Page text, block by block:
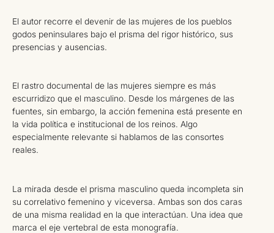
El autor recorre el devenir de las mujeres de los pueblos
godos peninsulares bajo el prisma del rigor histórico, sus
presencias y ausencias.
El rastro documental de las mujeres siempre es más
escurridizo que el masculino. Desde los márgenes de las
fuentes, sin embargo, la acción femenina está presente en
la vida política e institucional de los reinos. Algo
especialmente relevante si hablamos de las consortes
reales.
La mirada desde el prisma masculino queda incompleta sin
su correlativo femenino y viceversa. Ambas son dos caras
de una misma realidad en la que interactúan. Una idea que
marca el eje vertebral de esta monografía.